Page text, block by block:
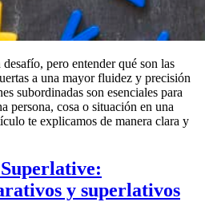
pero entender qué son las
a una mayor fluidez y precisión
subordinadas son esenciales para
persona, cosa o situación en una
te explicamos de manera clara y
y superlativos